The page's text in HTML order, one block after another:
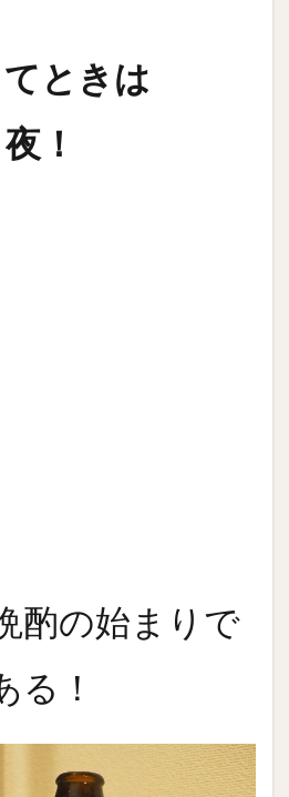
ときは
夜！
酌の始まりで
る！